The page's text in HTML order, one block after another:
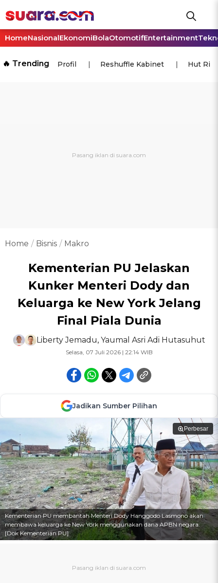
HomeNasionalEkonomiBolaOtomotifEntertainment
🔥 Trending Profil Reshuffle Kabinet Hut Ri
Home Bisnis Makro
Kementerian PU Jelaskan
Kunker Menteri Dody dan
Keluarga ke New York Jelang
Final Piala Dunia
Liberty Jemadu, Yaumal Asri Adi Hutasuhut
Selasa, 07 Juli 2026 | 22:14 WIB
Jadikan Sumber Pilihan
Perbesar
Kementerian PU membantah Menteri Dody Hanggodo Lasmono akan
membawa keluarga ke New York menggunakan dana APBN negara.
[Dok Kementerian PU]